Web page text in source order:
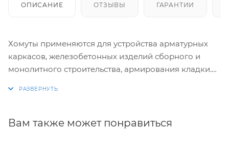
ОПИСАНИЕ ОТЗЫВЫ ГАРАНТИИ
Хомуты применяются для устройства арматурных
каркасов, железобетонных изделий сборного и
монолитного строительства, армирования кладки.
строго выдержаны, благодаря автоматизации
Вам также может понравиться